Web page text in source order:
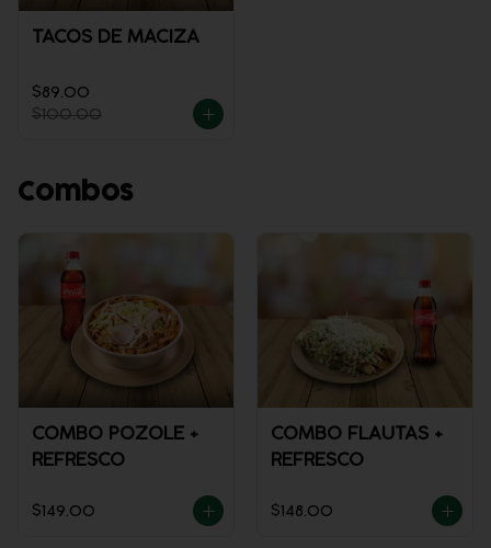
TACOS DE MACIZA
$89.00
$100.00
Combos
COMBO POZOLE +
REFRESCO
$149.00
COMBO FLAUTAS +
REFRESCO
$148.00